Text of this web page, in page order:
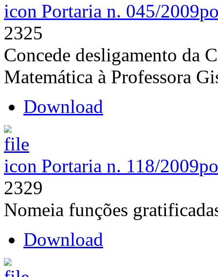
Portaria n. 045/2009
2325
Concede desligamento da
Matemática à Professora
Download
Portaria n. 118/2009
2329
Nomeia funções
Download